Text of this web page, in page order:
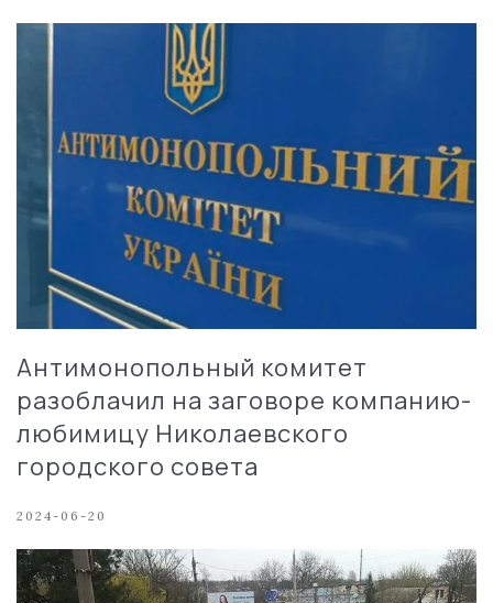
Антимонопольный комитет
разоблачил на заговоре компанию-
любимицу Николаевского
городского совета
2024-06-20